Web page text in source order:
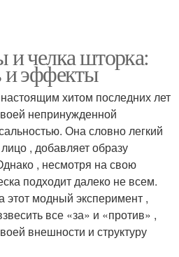
челка шторка:
и эффекты
хитом последних лет
непринужденной
Она словно легкий
, добавляет образу
, несмотря на свою
подходит далеко не всем.
модный эксперимент ,
все «за» и «против» ,
внешности и структуру